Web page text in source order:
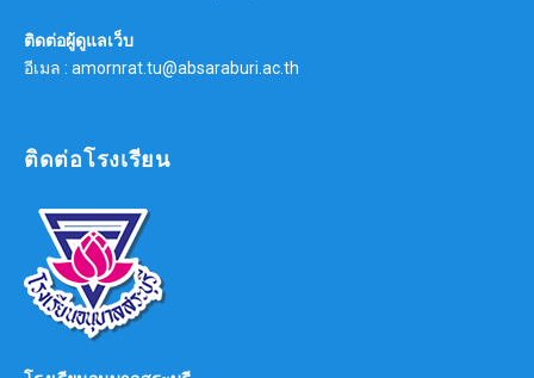
ติดต่อผู้ดูแลเว็บ
อีเมล : amornrat.tu@absaraburi.ac.th
ติดต่อโรงเรียน